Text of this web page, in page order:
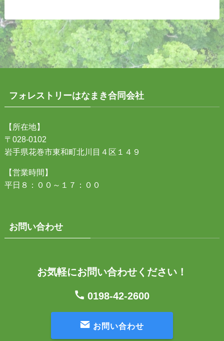
フォレストリーはなまき合同会社
【所在地】
〒028-0102
岩手県花巻市東和町北川目４区１４９
【営業時間】
平日８：００～１７：００
お問い合わせ
お気軽にお問い合わせください！
0198-42-2600
お問い合わせ